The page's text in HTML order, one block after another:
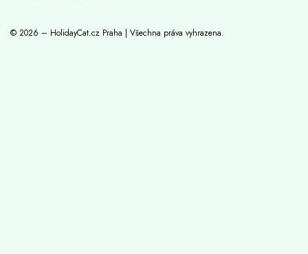
© 2026 – HolidayCat.cz Praha | Všechna práva vyhrazena.